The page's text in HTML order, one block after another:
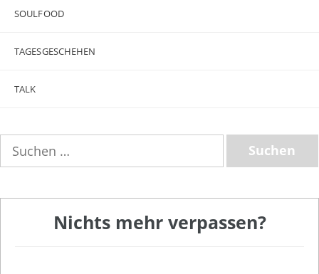
SOULFOOD
TAGESGESCHEHEN
TALK
nach:
Nichts mehr verpassen?